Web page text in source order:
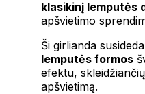
klasikinį lemputės
apšvietimo
Ši girlianda
lemputės formos
efektu,
apšvietimą.